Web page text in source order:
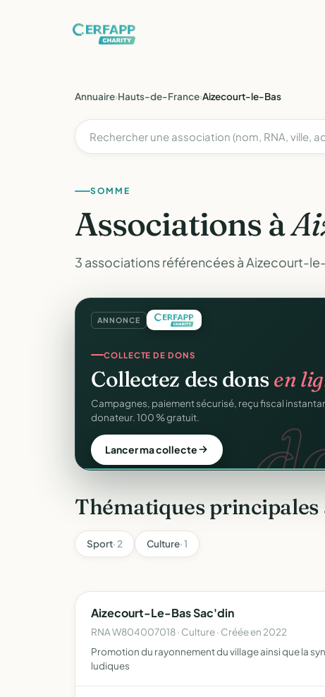
Annuaire›Hauts-de-France›Aizecourt-le-Bas
SOMME
Associations à
3 associations référencées à Aizecourt-
ANNONCE
COLLECTE DE DONS
Collectez des donsen
Campagnes, paiement sécurisé, reçu fiscal
donateur. 100 % gratuit.
Lancer ma collecte
Thématiques
Sport· 2 Culture· 1
Aizecourt-Le-Bas Sac'din
RNA W804007018 · Culture · Créée en 2022
Promotion du rayonnement du village ainsi que la
ludiques